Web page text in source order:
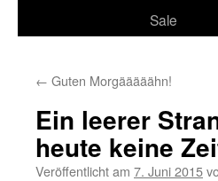
Sale
← Guten Morgääääähn!
Ein leerer
heute keine
Veröffentlicht am 7. Juni 2015